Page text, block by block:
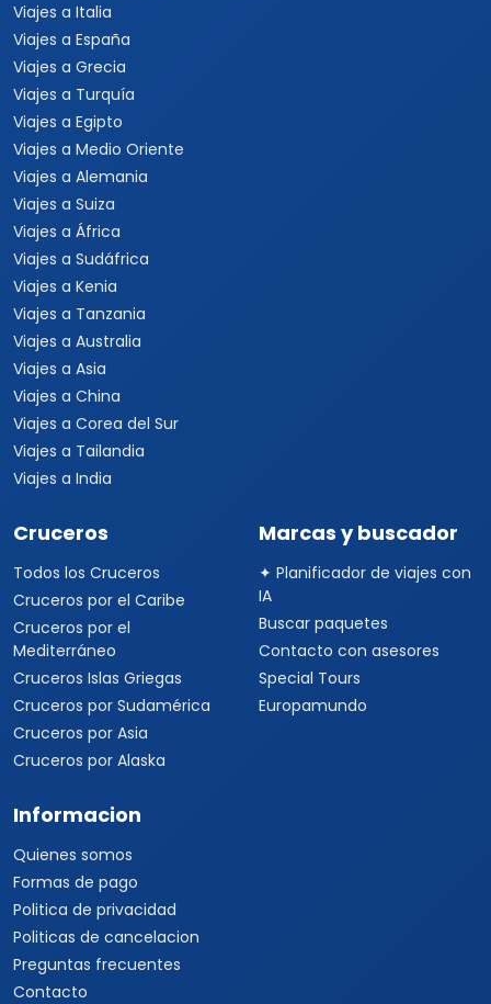
Viajes a Italia
Viajes a España
Viajes a Grecia
Viajes a Turquía
Viajes a Egipto
Viajes a Medio Oriente
Viajes a Alemania
Viajes a Suiza
Viajes a África
Viajes a Sudáfrica
Viajes a Kenia
Viajes a Tanzania
Viajes a Australia
Viajes a Asia
Viajes a China
Viajes a Corea del Sur
Viajes a Tailandia
Viajes a India
Cruceros
Todos los Cruceros
Cruceros por el Caribe
Cruceros por el
Mediterráneo
Cruceros Islas Griegas
Cruceros por Sudamérica
Cruceros por Asia
Cruceros por Alaska
Marcas y buscador
✦ Planificador de viajes con
IA
Buscar paquetes
Contacto con asesores
Special Tours
Europamundo
Informacion
Quienes somos
Formas de pago
Politica de privacidad
Politicas de cancelacion
Preguntas frecuentes
Contacto